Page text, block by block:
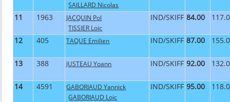
SAILLARD Nicolas
11 1963
JACQUIN Pol
TISSIER Loic
IND/SKIFF 84.00
12 405 TAQUE Emilien IND/SKIFF 87.00
13 388 JUSTEAU Yoann IND/SKIFF 92.00
14 4591
GABORIAUD Yannick
GABORIAUD Loic
IND/SKIFF 95.00